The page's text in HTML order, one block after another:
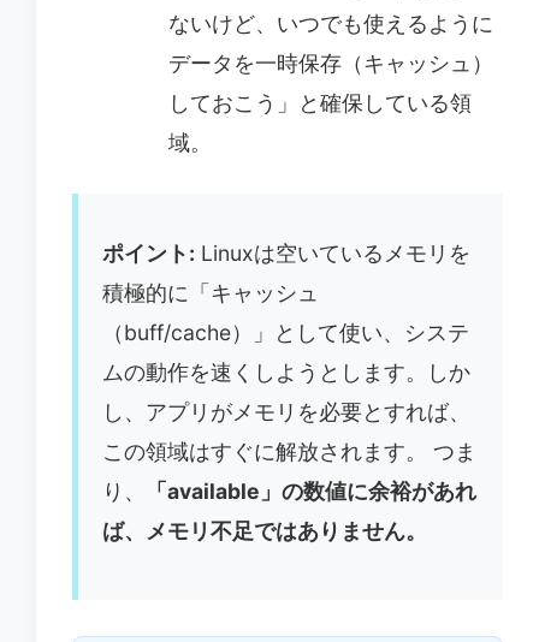
ないけど、いつでも使えるように
データを一時保存（キャッシュ）
しておこう」と確保している領
域。
ポイント: Linuxは空いているメモリを
積極的に「キャッシュ
（buff/cache）」として使い、システ
ムの動作を速くしようとします。しか
し、アプリがメモリを必要とすれば、
この領域はすぐに解放されます。 つま
り、
「available」の数値に余裕があれ
ば、メモリ不足ではありません。